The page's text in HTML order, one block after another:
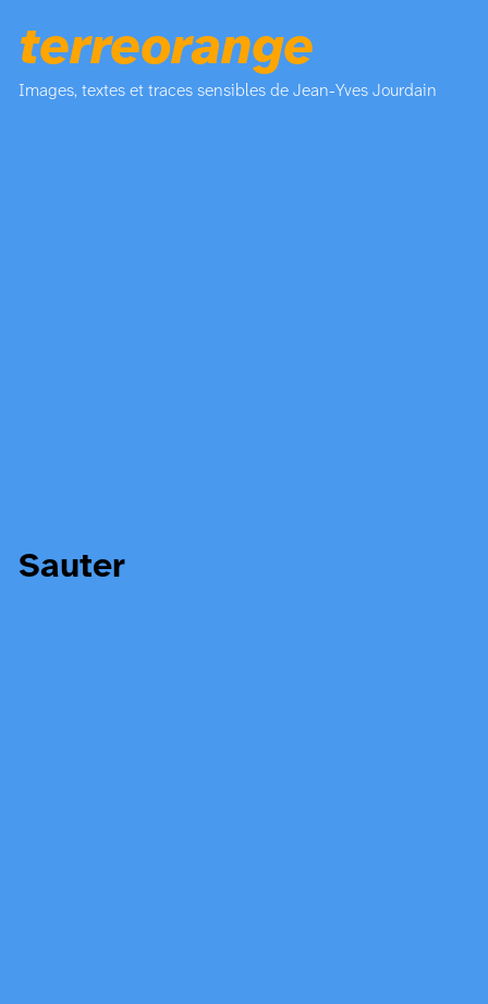
terreorange
Images, textes et traces sensibles de Jean-Yves Jourdain
Sauter